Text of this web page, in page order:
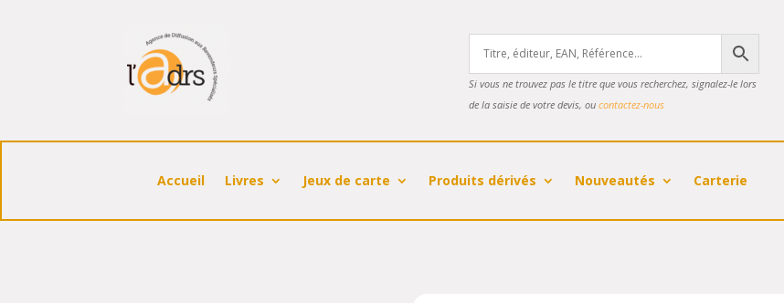
Si vous ne trouvez pas le titre que vous recherchez, signalez-le lors
de la saisie de votre devis, ou contactez-nous
Accueil Livres Jeux de carte Produits dérivés Nouveautés Carterie